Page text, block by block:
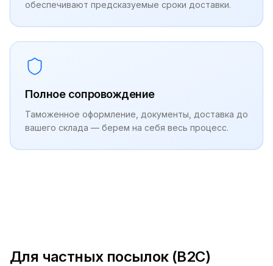
обеспечивают предсказуемые сроки доставки.
Полное сопровождение
Таможенное оформление, документы, доставка до
вашего склада — берем на себя весь процесс.
Для частных посылок (B2C)